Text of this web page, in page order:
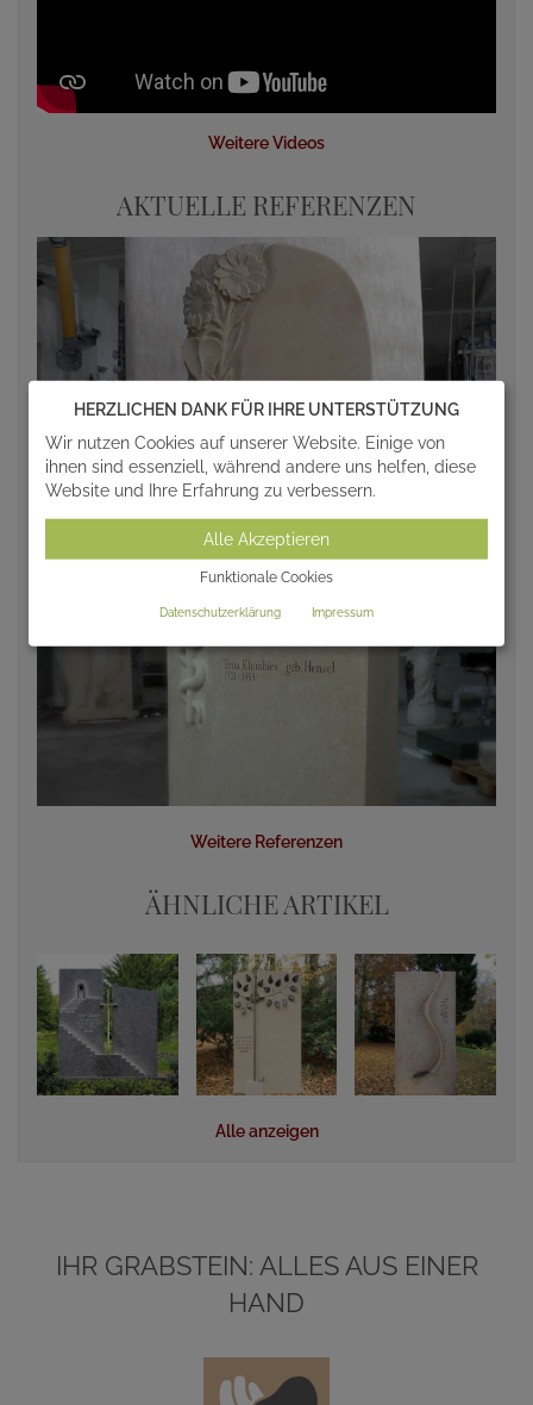
Weitere Videos
AKTUELLE REFERENZEN
Weitere Referenzen
ÄHNLICHE ARTIKEL
Alle anzeigen
IHR GRABSTEIN: ALLES AUS EINER
HAND
HERZLICHEN DANK FÜR IHRE UNTERSTÜTZUNG
Wir nutzen Cookies auf unserer Website. Einige von
ihnen sind essenziell, während andere uns helfen, diese
Website und Ihre Erfahrung zu verbessern.
Alle Akzeptieren
Funktionale Cookies
Datenschutzerklärung Impressum